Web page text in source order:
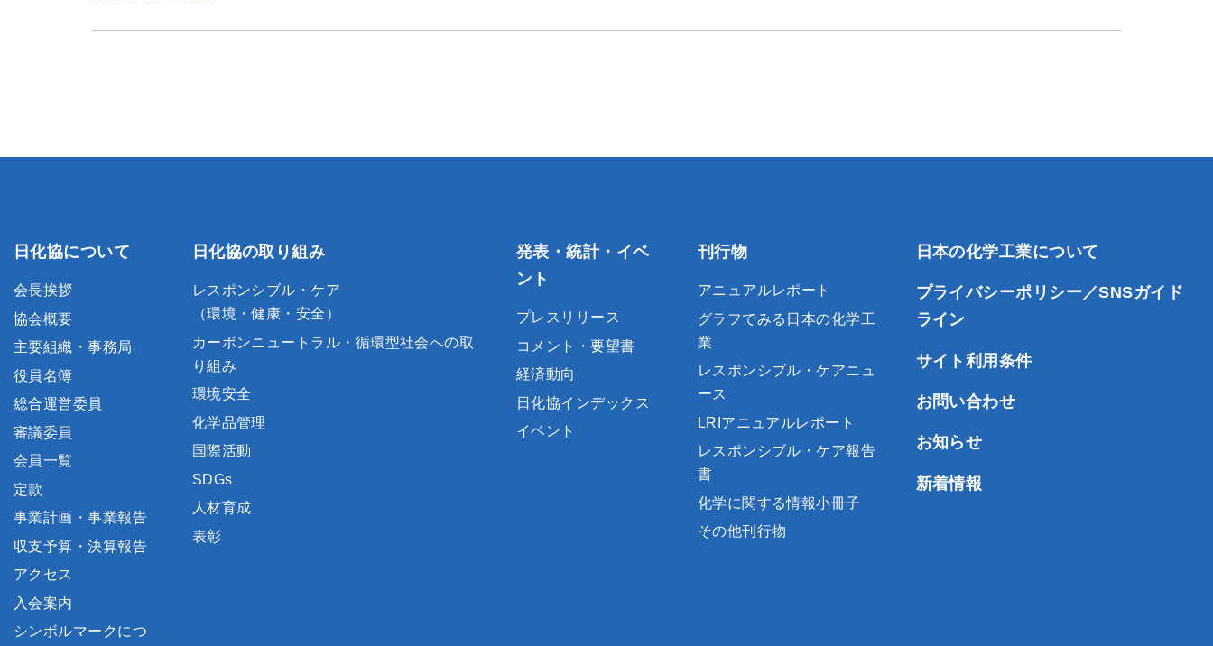
日化協について
会長挨拶
協会概要
主要組織・事務局
役員名簿
総合運営委員
審議委員
会員一覧
定款
事業計画・事業報告
収支予算・決算報告
アクセス
入会案内
シンボルマークにつ
日化協の取り組み
レスポンシブル・ケア
（環境・健康・安全）
カーボンニュートラル・循環型社会への取
り組み
環境安全
化学品管理
国際活動
SDGs
人材育成
表彰
発表・統計・イベ
ント
プレスリリース
コメント・要望書
経済動向
日化協インデックス
イベント
刊行物
アニュアルレポート
グラフでみる日本の化学工
業
レスポンシブル・ケアニュ
ース
LRIアニュアルレポート
レスポンシブル・ケア報告
書
化学に関する情報小冊子
その他刊行物
日本の化学工業について
プライバシーポリシー／SNSガイド
ライン
サイト利用条件
お問い合わせ
お知らせ
新着情報